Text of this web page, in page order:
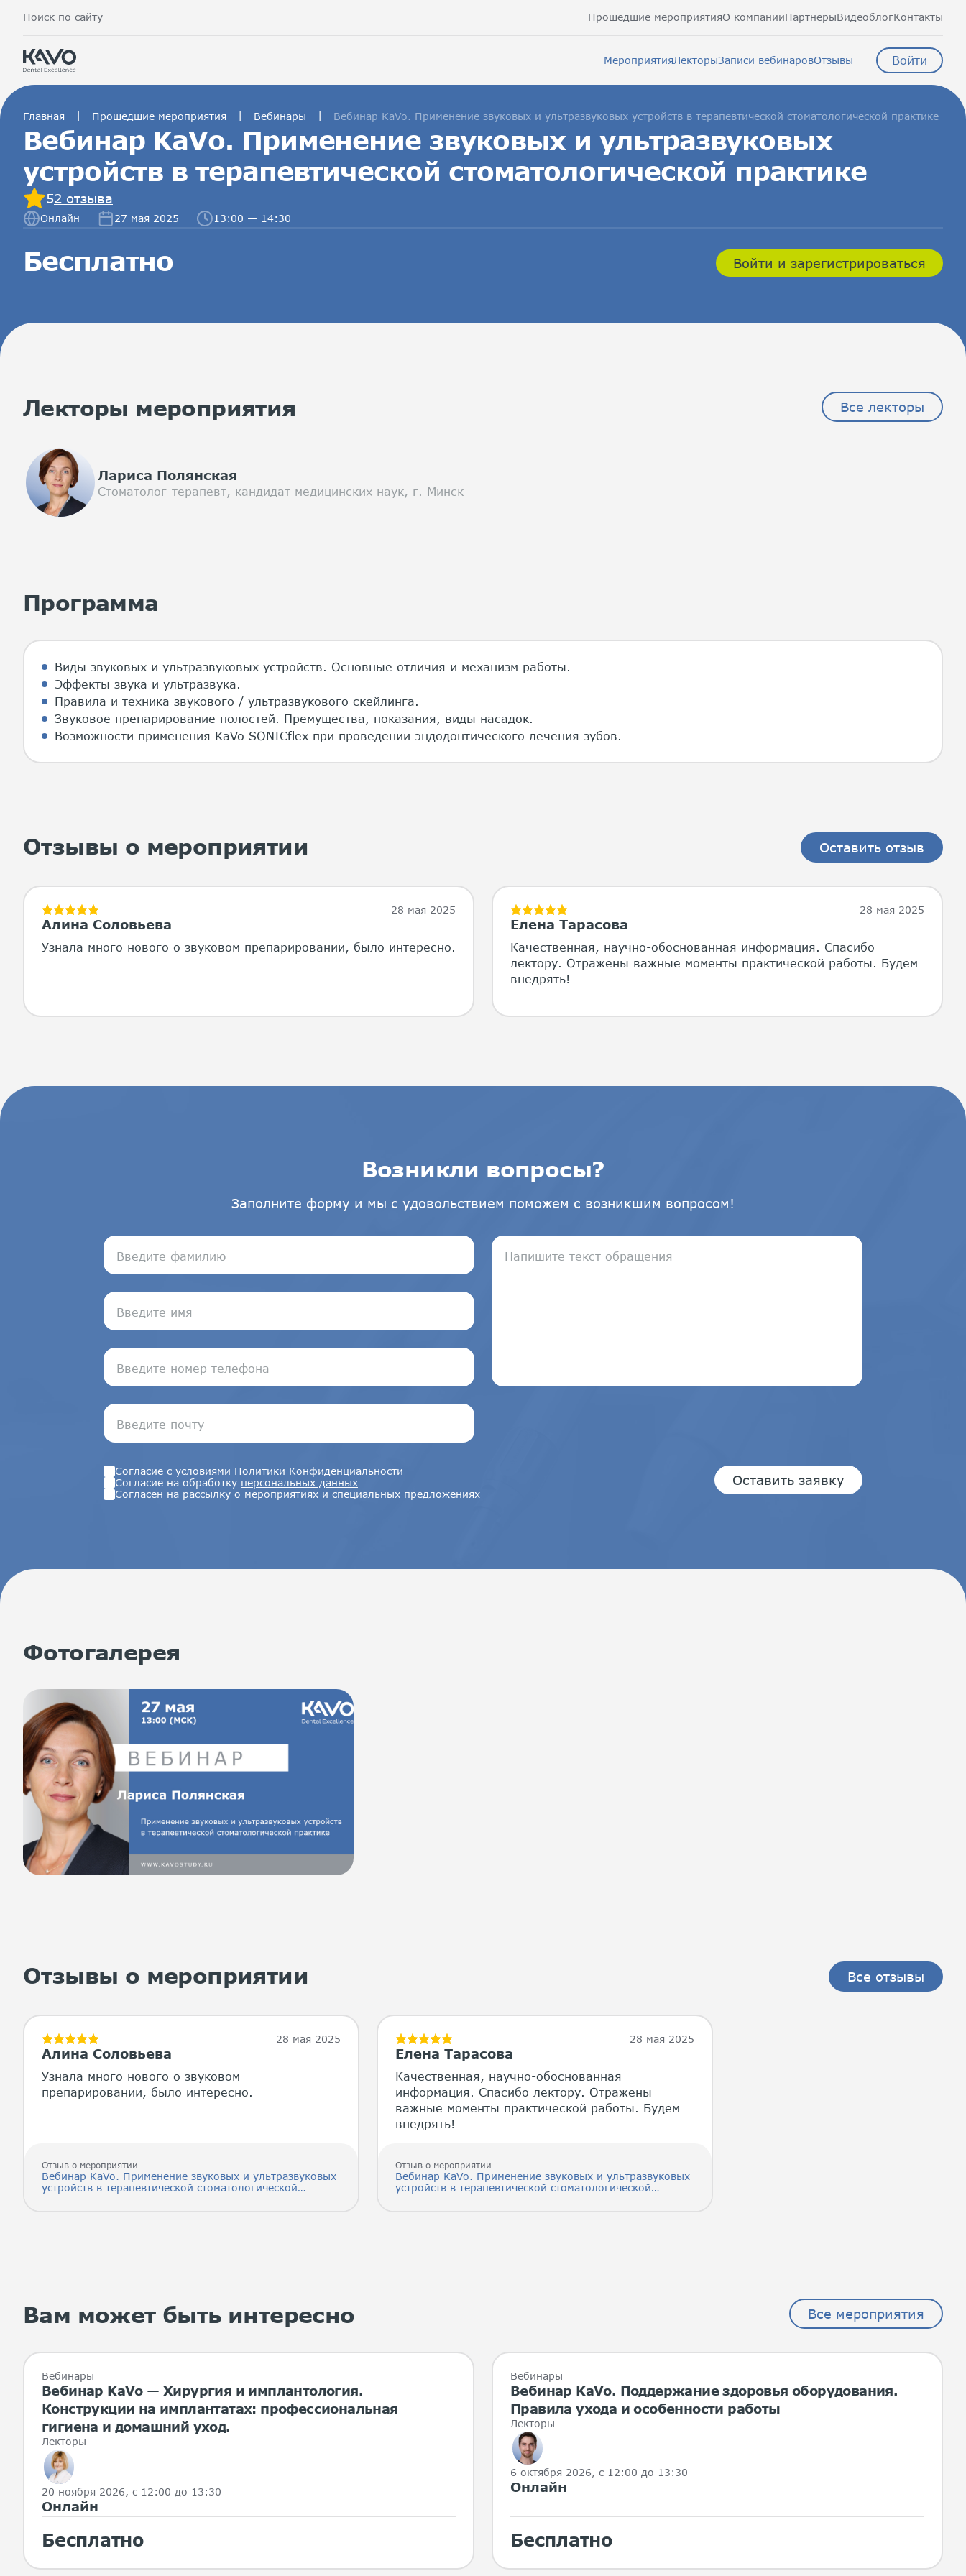
Поиск по сайту Прошедшие мероприятияО компанииПартнёрыВидеоблогКонтакты
МероприятияЛекторыЗаписи вебинаровОтзывы Войти
Главная | Прошедшие мероприятия | Вебинары | Вебинар KaVo. Применение звуковых и ультразвуковых устройств в терапевтической стоматологической практике
Вебинар KaVo. Применение звуковых и ультразвуковых
устройств в терапевтической стоматологической практике
52 отзыва
Онлайн 27 мая 2025 13:00 — 14:30
Бесплатно Войти и зарегистрироваться
Лекторы мероприятия Все лекторы
Лариса Полянская
Стоматолог-терапевт, кандидат медицинских наук, г. Минск
Программа
Виды звуковых и ультразвуковых устройств. Основные отличия и механизм работы.
Эффекты звука и ультразвука.
Правила и техника звукового / ультразвукового скейлинга.
Звуковое препарирование полостей. Премущества, показания, виды насадок.
Возможности применения KaVo SONICflex при проведении эндодонтического лечения зубов.
Отзывы о мероприятии Оставить отзыв
28 мая 2025
Алина Соловьева
Узнала много нового о звуковом препарировании, было интересно.
28 мая 2025
Елена Тарасова
Качественная, научно-обоснованная информация. Спасибо
лектору. Отражены важные моменты практической работы. Будем
внедрять!
Возникли вопросы?
Заполните форму и мы с удовольствием поможем с возникшим вопросом!
Согласие с условиями Политики Конфиденциальности
Согласие на обработку персональных данных
Согласен на рассылку о мероприятиях и специальных предложениях
Оставить заявку
Фотогалерея
Отзывы о мероприятии Все отзывы
28 мая 2025
Алина Соловьева
Узнала много нового о звуковом
препарировании, было интересно.
Отзыв о мероприятии
Вебинар KaVo. Применение звуковых и ультразвуковых
устройств в терапевтической стоматологической
28 мая 2025
Елена Тарасова
Качественная, научно-обоснованная
информация. Спасибо лектору. Отражены
важные моменты практической работы. Будем
внедрять!
Отзыв о мероприятии
Вебинар KaVo. Применение звуковых и ультразвуковых
устройств в терапевтической стоматологической
Вам может быть интересно Все мероприятия
Вебинары
Вебинар KaVo — Хирургия и имплантология.
Конструкции на имплантатах: профессиональная
гигиена и домашний уход.
Лекторы
20 ноября 2026, с 12:00 до 13:30
Онлайн
Бесплатно
Вебинары
Вебинар KaVo. Поддержание здоровья оборудования.
Правила ухода и особенности работы
Лекторы
6 октября 2026, с 12:00 до 13:30
Онлайн
Бесплатно